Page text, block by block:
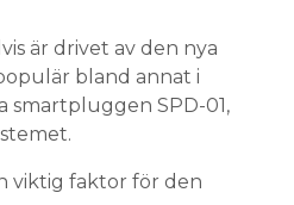
är drivet av den nya
bland annat i
smartpluggen SPD-01,
viktig faktor för den